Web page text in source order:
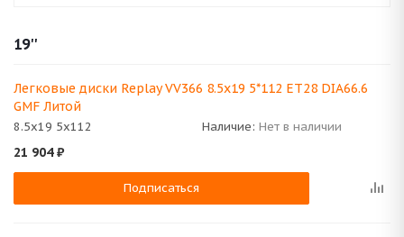
19''
Легковые диски Replay VV366 8.5x19 5*112 ET28 DIA66.6
GMF Литой
8.5x19 5x112 Наличие: Нет в наличии
21 904₽
Подписаться